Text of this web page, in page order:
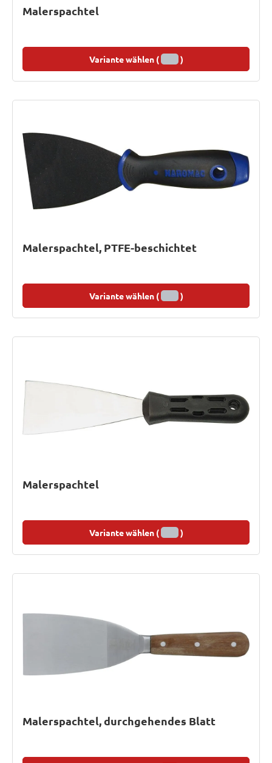
Malerspachtel
Variante wählen ( )
Malerspachtel, PTFE-beschichtet
Variante wählen ( )
Malerspachtel
Variante wählen ( )
Malerspachtel, durchgehendes Blatt